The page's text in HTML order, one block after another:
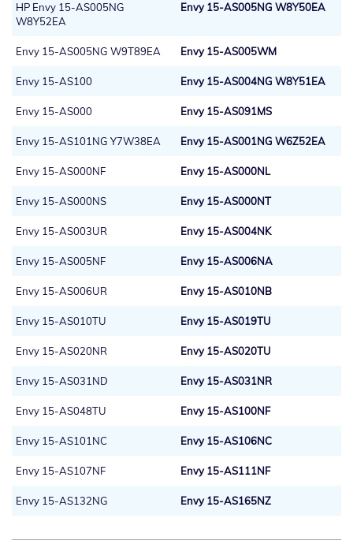
HP Envy 15-AS005NG
W8Y52EA
Envy 15-AS005NG W8Y50EA
Envy 15-AS005NG W9T89EA Envy 15-AS005WM
Envy 15-AS100 Envy 15-AS004NG W8Y51EA
Envy 15-AS000 Envy 15-AS091MS
Envy 15-AS101NG Y7W38EA Envy 15-AS001NG W6Z52EA
Envy 15-AS000NF Envy 15-AS000NL
Envy 15-AS000NS Envy 15-AS000NT
Envy 15-AS003UR Envy 15-AS004NK
Envy 15-AS005NF Envy 15-AS006NA
Envy 15-AS006UR Envy 15-AS010NB
Envy 15-AS010TU Envy 15-AS019TU
Envy 15-AS020NR Envy 15-AS020TU
Envy 15-AS031ND Envy 15-AS031NR
Envy 15-AS048TU Envy 15-AS100NF
Envy 15-AS101NC Envy 15-AS106NC
Envy 15-AS107NF Envy 15-AS111NF
Envy 15-AS132NG Envy 15-AS165NZ